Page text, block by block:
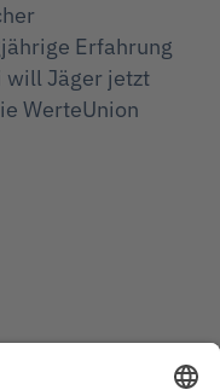
Erfahrung
will Jäger jetzt
WerteUnion